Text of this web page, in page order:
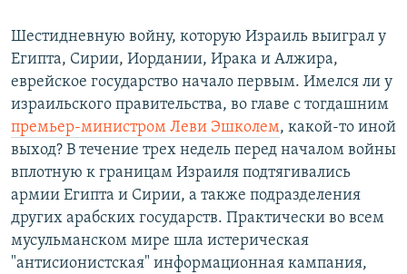
Шестидневную войну, которую Израиль выиграл у
Египта, Сирии, Иордании, Ирака и Алжира,
еврейское государство начало первым. Имелся ли у
израильского правительства, во главе с тогдашним
премьер-министром Леви Эшколем, какой-то иной
выход? В течение трех недель перед началом войны
вплотную к границам Израиля подтягивались
армии Египта и Сирии, а также подразделения
других арабских государств. Практически во всем
мусульманском мире шла истерическая
"антисионистская" информационная кампания,